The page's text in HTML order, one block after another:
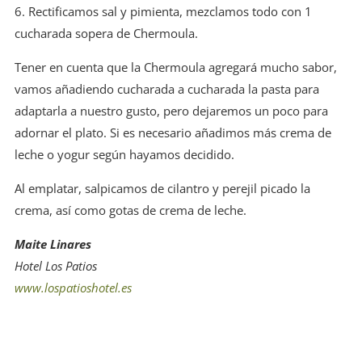
6. Rectificamos sal y pimienta, mezclamos todo con 1
cucharada sopera de Chermoula.
Tener en cuenta que la Chermoula agregará mucho sabor,
vamos añadiendo cucharada a cucharada la pasta para
adaptarla a nuestro gusto, pero dejaremos un poco para
adornar el plato. Si es necesario añadimos más crema de
leche o yogur según hayamos decidido.
Al emplatar, salpicamos de cilantro y perejil picado la
crema, así como gotas de crema de leche.
Maite Linares
Hotel Los Patios
www.lospatioshotel.es